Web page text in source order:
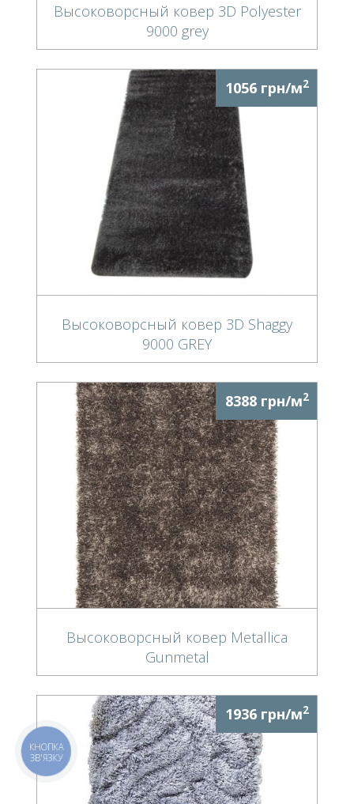
Высоковорсный ковер 3D Polyester
9000 grey
1056 грн/м2
Высоковорсный ковер 3D Shaggy
9000 GREY
8388 грн/м2
Высоковорсный ковер Metallica
Gunmetal
1936 грн/м2
КНОПКА
ЗВ'ЯЗКУ